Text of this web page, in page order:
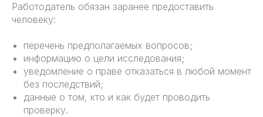
Работодатель обязан заранее предоставить
человеку:
перечень предполагаемых вопросов;
информацию о цели исследования;
уведомление о праве отказаться в любой момент
без последствий;
данные о том, кто и как будет проводить
проверку.